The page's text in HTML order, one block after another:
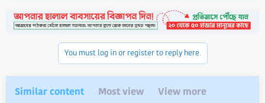
t
i
You must log in or register to reply here.
Similar content Most view View more